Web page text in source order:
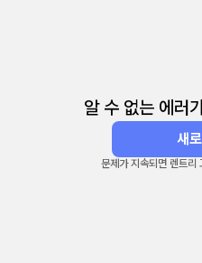
알 수 없는 에러
새
문제가 지속되면 렌트리